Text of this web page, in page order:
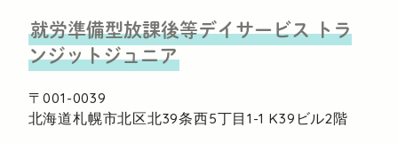
就労準備型放課後等デイサービストラ
ンジットジュニア
〒001-0039
北海道札幌市北区北39条西5丁目1-1 K39ビル2階